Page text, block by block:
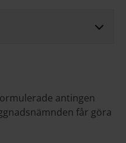
antingen
får göra